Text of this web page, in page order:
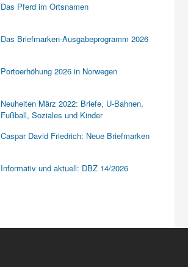
Das Pferd im Ortsnamen
Das Briefmarken-Ausgabeprogramm 2026
Portoerhöhung 2026 in Norwegen
Neuheiten März 2022: Briefe, U-Bahnen,
Fußball, Soziales und Kinder
Caspar David Friedrich: Neue Briefmarken
Informativ und aktuell: DBZ 14/2026